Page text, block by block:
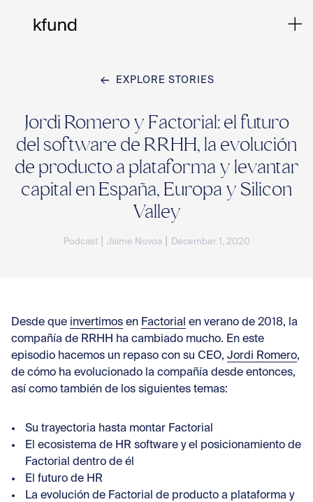
EXPLORE STORIES
Jordi Romero y Factorial: el futuro
del software de RRHH, la evolución
de producto a plataforma y levantar
capital en España, Europa y Silicon
Valley
Podcast Jaime Novoa December 1, 2020
Desde que invertimos en Factorial en verano de 2018, la
compañía de RRHH ha cambiado mucho. En este
episodio hacemos un repaso con su CEO, Jordi Romero,
de cómo ha evolucionado la compañía desde entonces,
así como también de los siguientes temas:
Su trayectoria hasta montar Factorial
El ecosistema de HR software y el posicionamiento de
Factorial dentro de él
El futuro de HR
La evolución de Factorial de producto a plataforma y